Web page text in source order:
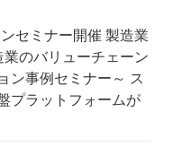
セミナー開催 製造業
のバリューチェーン
ン事例セミナー～ ス
プラットフォームが